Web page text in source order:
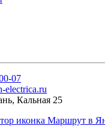
07
electrica.ru
, Кальная 25
Маршрут в